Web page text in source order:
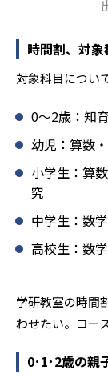
報にも精通し
学研教室では
る。人と人と
知・情・意の
面の指導も実
メリットと言
学研教室のデ
分、生徒によ
う。相性が気
ることを推奨
時間割、対象
対象科目につい
0〜2歳：知育
幼児：算数
小学生：算
究
中学生：数
高校生：数
学研教室の時間
わせたい。コー
0･1･2歳の親